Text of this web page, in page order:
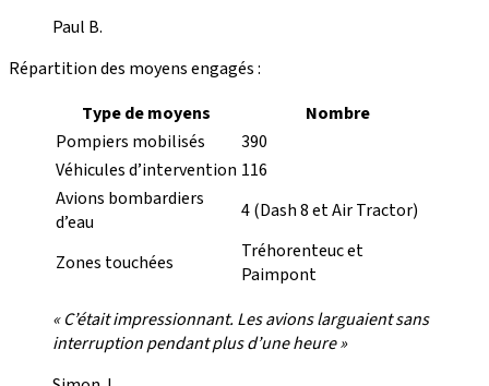
Paul B.
Répartition des moyens engagés :
Type de moyens
Nombre
Pompiers mobilisés
390
Véhicules d’intervention 116
Avions bombardiers
d’eau
4 (Dash 8 et Air Tractor)
Zones touchées
Tréhorenteuc et
Paimpont
« C’était impressionnant. Les avions larguaient sans
interruption pendant plus d’une heure »